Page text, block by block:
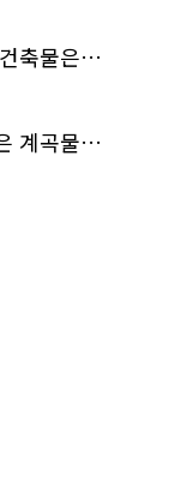
나의 마음을 사로잡은 건축물은? '서울시 건축상' 수상작 공개!
한여름에도 얼음장 같은 계곡물! 서울 '진관사 계곡'이 천국이네~